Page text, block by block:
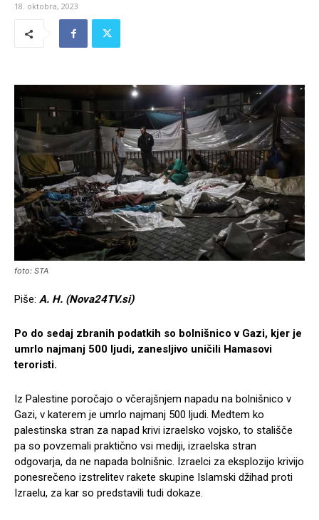
18. oktobra, 2023
foto: STA
Piše: A. H. (Nova24TV.si)
Po do sedaj zbranih podatkih so bolnišnico v Gazi, kjer je
umrlo najmanj 500 ljudi, zanesljivo uničili Hamasovi
teroristi.
Iz Palestine poročajo o včerajšnjem napadu na bolnišnico v
Gazi, v katerem je umrlo najmanj 500 ljudi. Medtem ko
palestinska stran za napad krivi izraelsko vojsko, to stališče
pa so povzemali praktično vsi mediji, izraelska stran
odgovarja, da ne napada bolnišnic. Izraelci za eksplozijo krivijo
ponesrečeno izstrelitev rakete skupine Islamski džihad proti
Izraelu, za kar so predstavili tudi dokaze.